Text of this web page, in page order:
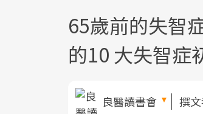
65歲前的失智
的10 大失智症
良醫讀書會 撰文